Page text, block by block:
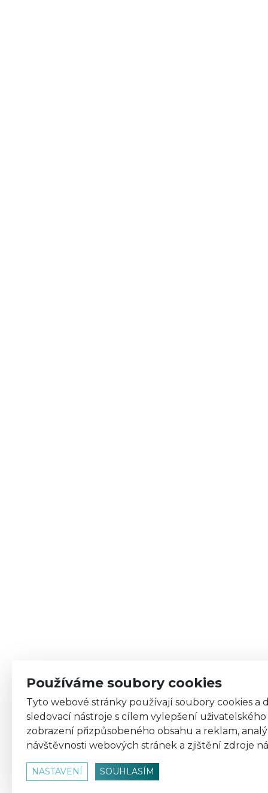
Používáme soubory cookies
Tyto webové stránky používají soubory cookies a
sledovací nástroje s cílem vylepšení
zobrazení přizpůsobeného obsahu a reklam,
návštěvnosti webových stránek a zjištění zdroje
NASTAVENÍ SOUHLASÍM